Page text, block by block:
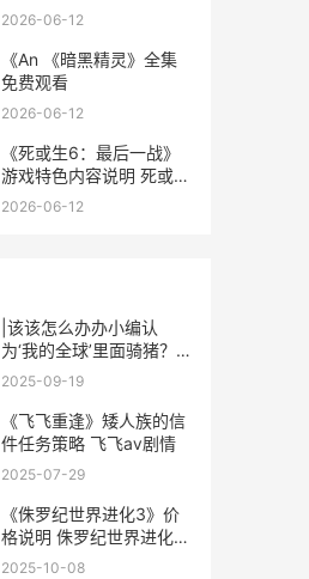
6doa百科
2026-06-12
《An 《暗黑精灵》全集
免费观看
2026-06-12
《死或生6：最后一战》
游戏特色内容说明 死或生
6doa百科
2026-06-12
|该该怎么办办小编认
为‘我的全球’里面骑猪？详
尽攻略与技巧分享|
2025-09-19
《飞飞重逢》矮人族的信
件任务策略 飞飞aⅴ剧情
2025-07-29
《侏罗纪世界进化3》价
格说明 侏罗纪世界进化2
怎么出售恐龙
2025-10-08